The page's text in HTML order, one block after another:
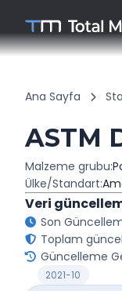
Ana Sayfa
ASTM
Malzeme grubu:
Ülke/Standart:
Veri
Son
Toplam
Güncelleme
2021-10